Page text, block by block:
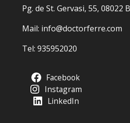
Pg. de St. Gervasi, 55, 08022
Mail: info@doctorferre.com
Tel: 935952020
Facebook
Instagram
LinkedIn